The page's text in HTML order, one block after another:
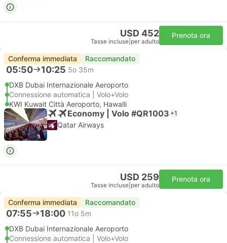
USD 452
Tasse incluse per adulto
Prenota ora
Conferma immediata Raccomandato
05:50 10:25 5o 35m
DXB Dubai Internazionale Aeroporto
Connessione automatica | Volo+Volo
KWI Kuwait Città Aeroporto, Hawalli
Economy | Volo #QR1003 +1
Qatar Airways
USD 259
Tasse incluse per adulto
Prenota ora
Conferma immediata Raccomandato
07:55 18:00 11o 5m
DXB Dubai Internazionale Aeroporto
Connessione automatica | Volo+Volo